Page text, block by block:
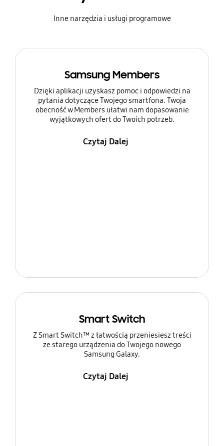
Inne narzędzia i usługi programowe
Samsung Members
Dzięki aplikacji uzyskasz pomoc i odpowiedzi na
pytania dotyczące Twojego smartfona. Twoja
obecność w Members ułatwi nam dopasowanie
wyjątkowych ofert do Twoich potrzeb.
Czytaj Dalej
Smart Switch
Z Smart Switch™ z łatwością przeniesiesz treści
ze starego urządzenia do Twojego nowego
Samsung Galaxy.
Czytaj Dalej